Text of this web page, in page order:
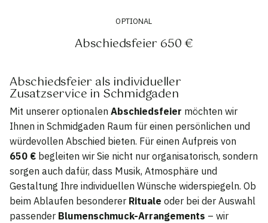
OPTIONAL
Abschiedsfeier 650 €
Abschiedsfeier als individueller
Zusatzservice in Schmidgaden
Mit unserer optionalen Abschiedsfeier möchten wir
Ihnen in Schmidgaden Raum für einen persönlichen und
würdevollen Abschied bieten. Für einen Aufpreis von
650 € begleiten wir Sie nicht nur organisatorisch, sondern
sorgen auch dafür, dass Musik, Atmosphäre und
Gestaltung Ihre individuellen Wünsche widerspiegeln. Ob
beim Ablaufen besonderer Rituale oder bei der Auswahl
passender Blumenschmuck-Arrangements – wir